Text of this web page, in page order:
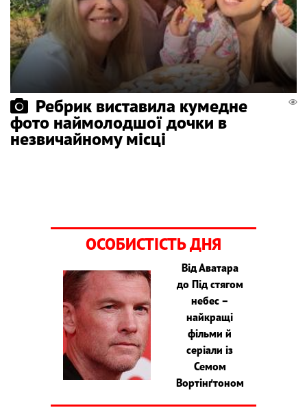
Ребрик виставила кумедне
фото наймолодшої дочки в
незвичайному місці
ОСОБИСТІСТЬ ДНЯ
Від Аватара
до Під стягом
небес –
найкращі
фільми й
серіали із
Семом
Вортінґтоном